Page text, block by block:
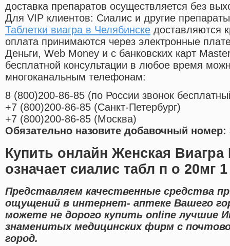
доставка препаратов осуществляется без
Для VIP клиентов: Сиалис и другие
Таблетки виагра в Челябинске доставляются
оплата принимаются через электронные
Деньги, Web Money и с банковских карт
бесплатной консультации в любое время
многоканальным телефонам:
8 (800)200-86-85 (по России звонок
+7 (800)200-86-85 (Санкт-Петербург)
+7 (800)200-86-85 (Москва)
Обязательно назовите добавочный номер:
Купить онлайн Женская Виагра
означает сиалис табл п о 20мг 1
Представляем качественные средства
ощущений в интернет- аптеке Вашего
можете не дорого купить online лучшие
знаменитых медицинских фирм с
город.